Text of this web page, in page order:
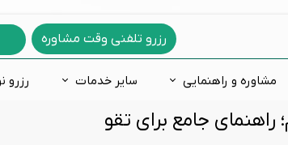
راهنمای جامع برای تقو
توجه اختلالات یادگیری
فوبيا و ترس
مشاوره و راهنمایی
مشاوره خانواده
سایر خدمات
مشاوره غیرحضوری
رزرو
رزرو تلفنی وقت مشاوره